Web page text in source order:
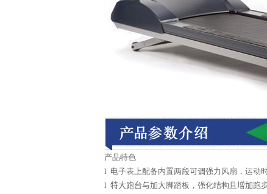
产品特色
l 电子表上配备内置两段可调强力风扇，运动
l 特大跑台与加大脚踏板，强化结构且 增加跑